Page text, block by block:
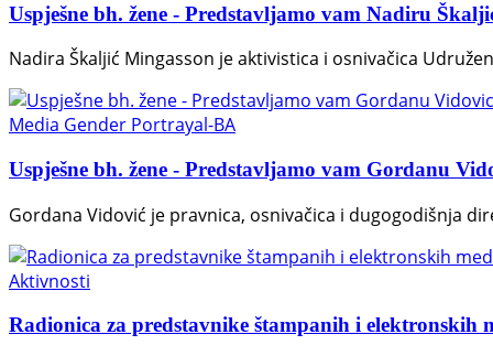
Uspješne bh. žene - Predstavljamo vam Nadiru
Nadira Škaljić Mingasson je aktivistica i osnivačica
Media Gender Portrayal-BA
Uspješne bh. žene - Predstavljamo vam Gordanu
Gordana Vidović je pravnica, osnivačica i dugogodišnja
Aktivnosti
Radionica za predstavnike štampanih i elektronskih